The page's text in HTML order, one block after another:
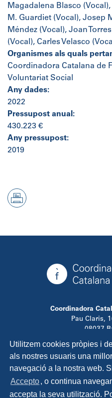
Utilitzem cookies pròpies i
als nostres usuaris una
navegació a la nostra web.
Accepto, o continua
accepta la seva utilització.
Magadalena Blasco
M. Guardiet (Vocal), Josep
Méndez (Vocal), Joan
(Vocal), Carles Velasco
Organismes als quals
Coordinadora Catalana de
Voluntariat Social
Any dades:
2022
Pressupost anual:
430.223 €
Any pressupost:
2019
Coordinadora
Pau Claris,
08037
T. 934